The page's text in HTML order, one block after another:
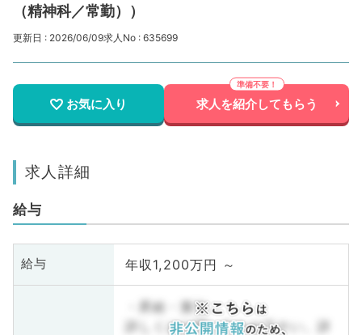
（精神科／常勤））
更新日 : 2026/06/09求人No : 635699
お気に入り 求人を紹介してもらう
求人詳細
給与
給与 年収1,200万円 ～
・昇給・賞与
詳しくはお問い合わせ下さい。詳